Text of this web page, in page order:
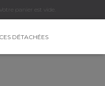
panier est vide.
DÉTACHÉES